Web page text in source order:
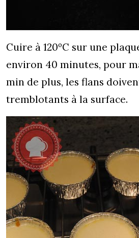
Cuire à 120ºC sur une
environ 40 minutes, pour
min de plus, les flans
tremblotants à la surface.